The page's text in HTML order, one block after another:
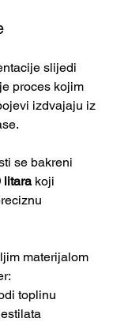
slijedi
proces kojim
izdvajaju iz
se bakreni
litara koji
materijalom
toplinu